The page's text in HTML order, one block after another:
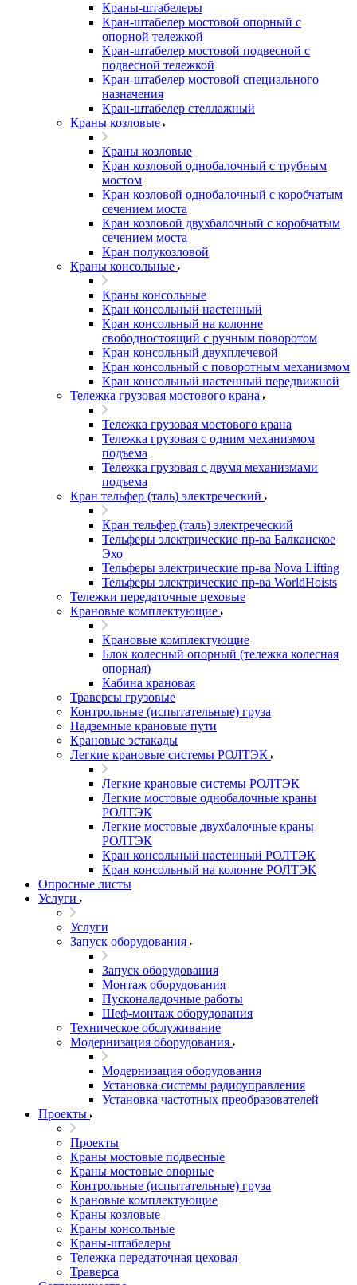
Краны-штабелеры
Кран-штабелер мостовой опорный с
опорной тележкой
Кран-штабелер мостовой подвесной с
подвесной тележкой
Кран-штабелер мостовой специального
назначения
Кран-штабелер стеллажный
Краны козловые
Краны козловые
Кран козловой однобалочный с трубным
мостом
Кран козловой однобалочный с коробчатым
сечением моста
Кран козловой двухбалочный с коробчатым
сечением моста
Кран полукозловой
Краны консольные
Краны консольные
Кран консольный настенный
Кран консольный на колонне
свободностоящий с ручным поворотом
Кран консольный двухплечевой
Кран консольный с поворотным механизмом
Кран консольный настенный передвижной
Тележка грузовая мостового крана
Тележка грузовая мостового крана
Тележка грузовая с одним механизмом
подъема
Тележка грузовая с двумя механизмами
подъема
Кран тельфер (таль) электреческий
Кран тельфер (таль) электреческий
Тельферы электрические пр-ва Балканское
Эхо
Тельферы электрические пр-ва Nova Lifting
Тельферы электрические пр-ва WorldHoists
Тележки передаточные цеховые
Крановые комплектующие
Крановые комплектующие
Блок колесный опорный (тележка колесная
опорная)
Кабина крановая
Траверсы грузовые
Контрольные (испытательные) груза
Надземные крановые пути
Крановые эстакады
Легкие крановые системы РОЛТЭК
Легкие крановые системы РОЛТЭК
Легкие мостовые однобалочные краны
РОЛТЭК
Легкие мостовые двухбалочные краны
РОЛТЭК
Кран консольный настенный РОЛТЭК
Кран консольный на колонне РОЛТЭК
Опросные листы
Услуги
Услуги
Запуск оборудования
Запуск оборудования
Монтаж оборудования
Пусконаладочные работы
Шеф-монтаж оборудования
Техническое обслуживание
Модернизация оборудования
Модернизация оборудования
Установка системы радиоуправления
Установка частотных преобразователей
Проекты
Проекты
Краны мостовые подвесные
Краны мостовые опорные
Контрольные (испытательные) груза
Крановые комплектующие
Краны козловые
Краны консольные
Краны-штабелеры
Тележка передаточная цеховая
Траверса